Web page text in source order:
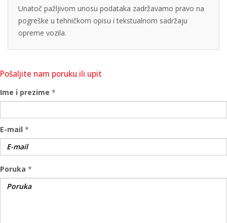
Unatoč pažljivom unosu podataka zadržavamo pravo na
pogreške u tehničkom opisu i tekstualnom sadržaju
opreme vozila.
Pošaljite nam poruku ili upit
Ime i prezime *
E-mail *
Poruka *